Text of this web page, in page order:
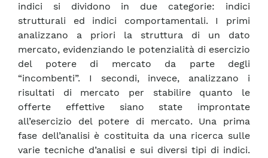
indici si dividono in due categorie: indici
strutturali ed indici comportamentali. I primi
analizzano a priori la struttura di un dato
mercato, evidenziando le potenzialità di esercizio
del potere di mercato da parte degli
“incombenti”. I secondi, invece, analizzano i
risultati di mercato per stabilire quanto le
offerte effettive siano state improntate
all’esercizio del potere di mercato. Una prima
fase dell’analisi è costituita da una ricerca sulle
varie tecniche d’analisi e sui diversi tipi di indici.